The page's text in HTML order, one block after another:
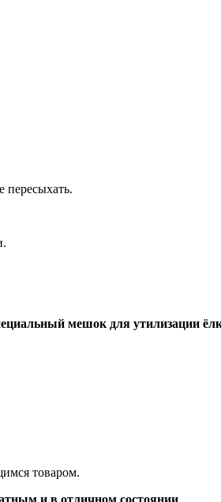
пересыхать.
мешок для утилизации
товаром.